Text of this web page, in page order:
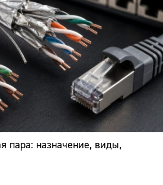
пара: назначение, виды,